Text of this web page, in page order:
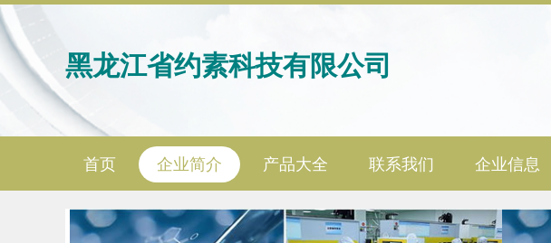
黑龙江省约素科技有限公司
首页 企业简介 产品大全 联系我们 企业信息